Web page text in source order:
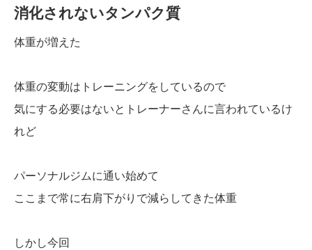
消化されないタンパク質
体重が増えた
体重の変動はトレーニングをしているので
気にする必要はないとトレーナーさんに言われているけ
れど
パーソナルジムに通い始めて
ここまで常に右肩下がりで減らしてきた体重
しかし今回